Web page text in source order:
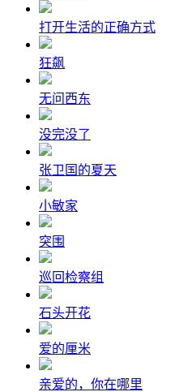
打开生活的正确方式
狂飙
无问西东
没完没了
张卫国的夏天
小敏家
突围
巡回检察组
石头开花
爱的厘米
亲爱的，你在哪里